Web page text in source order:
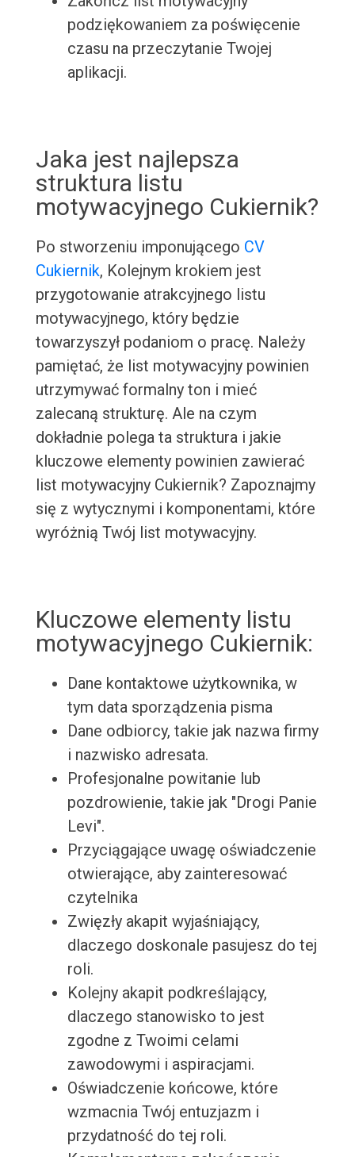
podziękowaniem za poświęcenie
czasu na przeczytanie Twojej
aplikacji.
Jaka jest najlepsza
struktura listu
motywacyjnego Cukiernik?
Po stworzeniu imponującego CV
Cukiernik, Kolejnym krokiem jest
przygotowanie atrakcyjnego listu
motywacyjnego, który będzie
towarzyszył podaniom o pracę. Należy
pamiętać, że list motywacyjny powinien
utrzymywać formalny ton i mieć
zalecaną strukturę. Ale na czym
dokładnie polega ta struktura i jakie
kluczowe elementy powinien zawierać
list motywacyjny Cukiernik? Zapoznajmy
się z wytycznymi i komponentami, które
wyróżnią Twój list motywacyjny.
Kluczowe elementy listu
motywacyjnego Cukiernik:
Dane kontaktowe użytkownika, w
tym data sporządzenia pisma
Dane odbiorcy, takie jak nazwa firmy
i nazwisko adresata.
Profesjonalne powitanie lub
pozdrowienie, takie jak "Drogi Panie
Levi".
Przyciągające uwagę oświadczenie
otwierające, aby zainteresować
czytelnika
Zwięzły akapit wyjaśniający,
dlaczego doskonale pasujesz do tej
roli.
Kolejny akapit podkreślający,
dlaczego stanowisko to jest
zgodne z Twoimi celami
zawodowymi i aspiracjami.
Oświadczenie końcowe, które
wzmacnia Twój entuzjazm i
przydatność do tej roli.